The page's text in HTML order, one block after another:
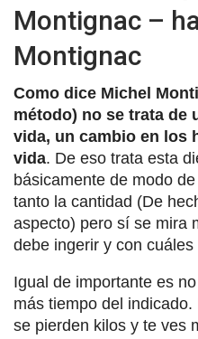
Montignac –
Montignac
Como dice Michel
método) no se trata de
vida, un cambio en los
vida. De eso trata esta
básicamente de modo
tanto la cantidad (De
aspecto) pero sí se mira
debe ingerir y con
Igual de importante es
más tiempo del
se pierden kilos y te ves